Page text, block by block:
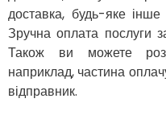
доставка, будь-яке
Зручна оплата послуги
Також ви можете
наприклад, частина
відправник.
Зміїв
Знам’янка
Звенигородка
Звягель
Охтирка